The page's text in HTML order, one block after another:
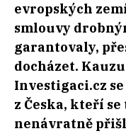
evropských
smlouvy
garantovaly,
docházet.
Investigaci.cz
z Česka, kteří se
nenávratně